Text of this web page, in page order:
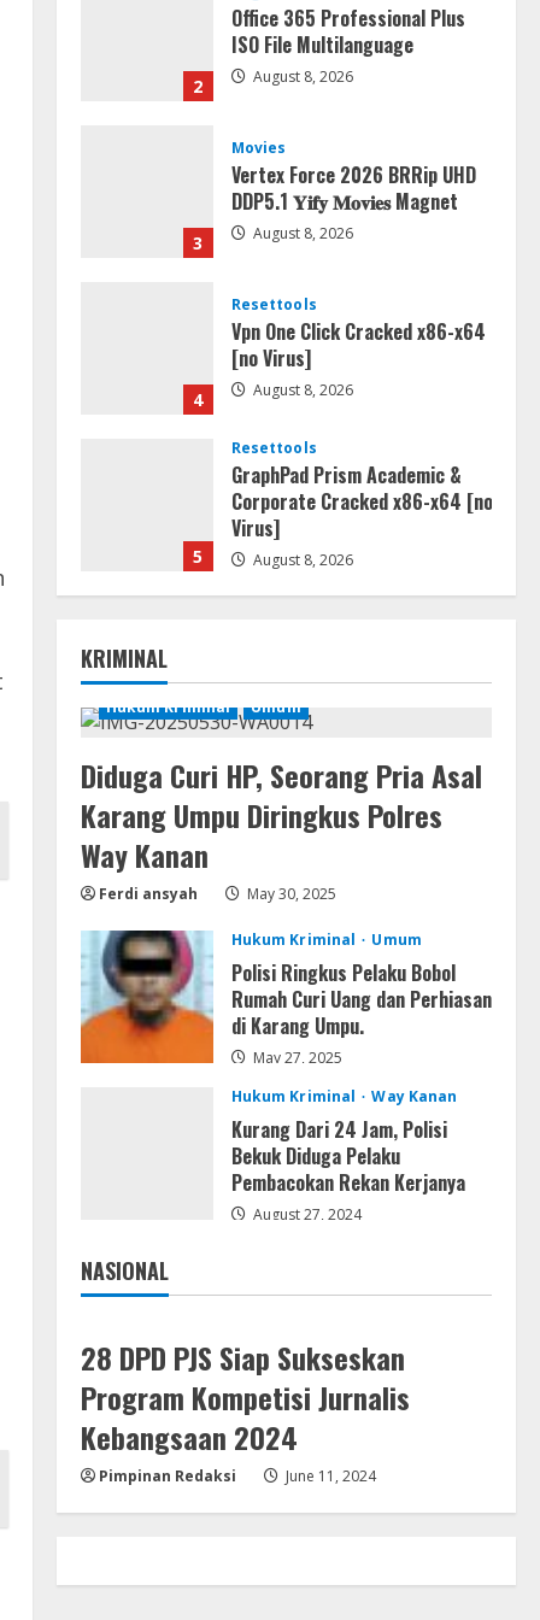
2
Office 365 Professional Plus
ISO File Multilanguage
August 8, 2026
3
Movies
Vertex Force 2026 BRRip UHD
DDP5.1 𝐘𝐢𝐟𝐲 𝐌𝐨𝐯𝐢𝐞𝐬 Magnet
August 8, 2026
4
Resettools
Vpn One Click Cracked x86-x64
[no Virus]
August 8, 2026
5
Resettools
GraphPad Prism Academic &
Corporate Cracked x86-x64 [no
Virus]
August 8, 2026
1 August 8, 2026
2
Img
Office 365 Professional Plus
ISO File Multilanguage
3
Movies
Vertex Force 2026 BRRip UHD
DDP5.1 𝐘𝐢𝐟𝐲 𝐌𝐨𝐯𝐢𝐞𝐬 Magnet
August 8, 2026
Resettools
Vpn One Click Cracked x86-x64
[no Virus]
August 8, 2026
August 8, 2026
KRIMINAL
Hukum Kriminal Umum
Diduga Curi HP, Seorang Pria Asal
Karang Umpu Diringkus Polres
Way Kanan
Ferdi ansyah May 30, 2025
Hukum Kriminal Umum
Polisi Ringkus Pelaku Bobol
Rumah Curi Uang dan Perhiasan
di Karang Umpu.
May 27, 2025
Hukum Kriminal
Way Kanan
Kurang Dari 24 Jam, Polisi
Bekuk Diduga Pelaku
Pembacokan Rekan Kerjanya
August 27, 2024
NASIONAL
Jakarta
28 DPD PJS Siap Sukseskan
Program Kompetisi Jurnalis
Kebangsaan 2024
Pimpinan Redaksi June 11, 2024